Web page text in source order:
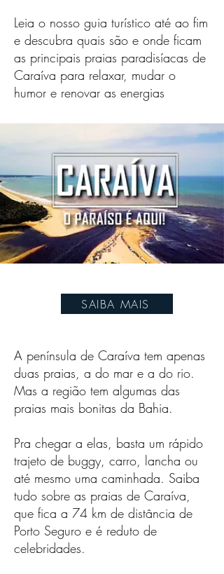
Leia o nosso guia turístico até ao fim
e descubra quais são e onde ficam
as principais praias paradisíacas de
Caraíva para relaxar, mudar o
humor e renovar as energias
A península de Caraíva tem apenas
duas praias, a do mar e a do rio.
Mas a região tem algumas das
praias mais bonitas da Bahia.
Pra chegar a elas, basta um rápido
trajeto de buggy, carro, lancha ou
até mesmo uma caminhada. Saiba
tudo sobre as praias de Caraíva,
que fica a 74 km de distância de
Porto Seguro e é reduto de
celebridades.
SAIBA MAIS